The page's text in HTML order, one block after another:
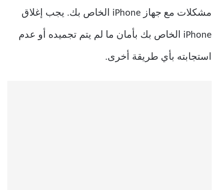
مشكلات مع جهاز iPhone الخاص بك. يجب إغلاق
iPhone الخاص بك بأمان ما لم يتم تجميده أو عدم
استجابته بأي طريقة أخرى.